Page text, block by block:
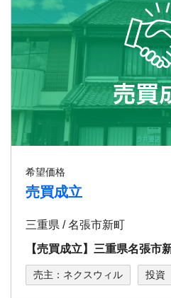
希望価格
売買成立
三重県 / 名張市新町
【売買成立】三重県名張
売主：ネクスウィル 投資